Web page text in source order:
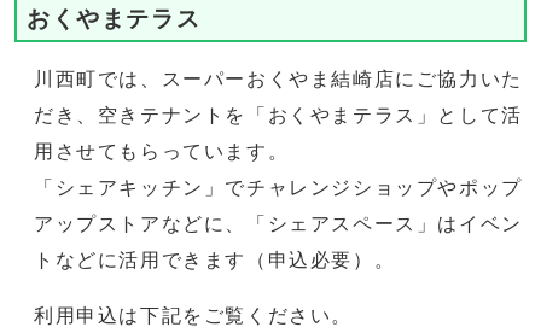
おくやまテラス
川西町では、スーパーおくやま結崎店にご協力いた
だき、空きテナントを「おくやまテラス」として活
用させてもらっています。
「シェアキッチン」でチャレンジショップやポップ
アップストアなどに、「シェアスペース」はイベン
トなどに活用できます（申込必要）。
利用申込は下記をご覧ください。